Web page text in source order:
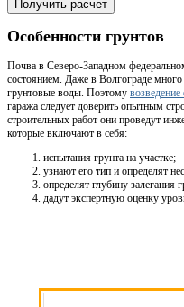
Получить расчет
Особенности грунтов
Почва в Северо-Западном
состоянием. Даже в Волгограде много
грунтовые воды. Поэтому
гаража следует доверить опытным
строительных работ они проведут
которые включают в себя:
испытания грунта на участке;
узнают его тип и определят
определят глубину залегания
дадут экспертную оценку